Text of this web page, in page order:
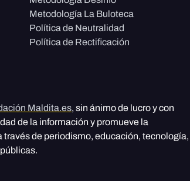
Metodología La Buloteca
Política de Neutralidad
Política de Rectificación
Maldita.es, sin ánimo de lucro y con
de la información y promueve la
de periodismo, educación, tecnología,